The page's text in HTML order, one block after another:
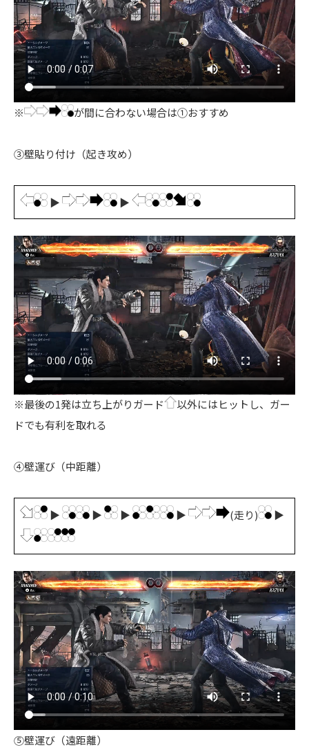
※ が間に合わない場合は①おすすめ
③壁貼り付け（起き攻め）
▶ ▶
※最後の1発は立ち上がりガード
以外にはヒットし、ガー
ドでも有利を取れる
④壁運び（中距離）
▶ ▶ ▶ ▶ (走り) ▶
⑤壁運び（遠距離）